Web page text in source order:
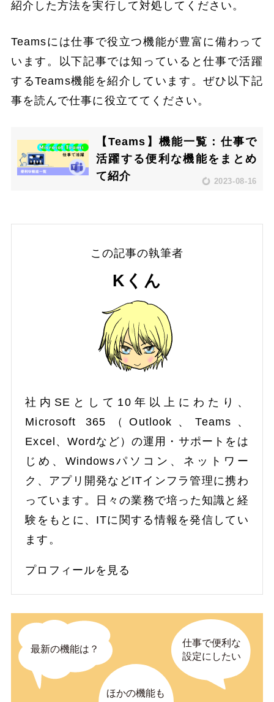
紹介した方法を実行して対処してください。
Teamsには仕事で役立つ機能が豊富に備わって
います。以下記事では知っていると仕事で活躍
するTeams機能を紹介しています。ぜひ以下記
事を読んで仕事に役立ててください。
【Teams】機能一覧：仕事で
活躍する便利な機能をまとめ
て紹介
2023-08-16
この記事の執筆者
Kくん
社内SEとして10年以上にわたり、
Microsoft 365（Outlook、Teams、
Excel、Wordなど）の運用・サポートをは
じめ、Windowsパソコン、ネットワー
ク、アプリ開発などITインフラ管理に携わ
っています。日々の業務で培った知識と経
験をもとに、ITに関する情報を発信してい
ます。
プロフィールを見る